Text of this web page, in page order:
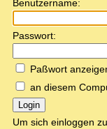
Benutzername:
Passwort:
Paßwort
an diesem
Login
Um sich einloggen